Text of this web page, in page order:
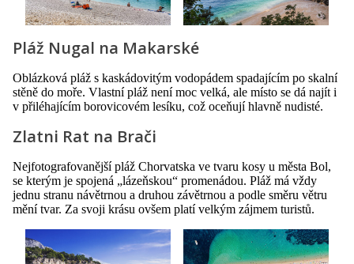
Pláž Nugal na Makarské
Oblázková pláž s kaskádovitým vodopádem spadajícím po skalní
stěně do moře. Vlastní pláž není moc velká, ale místo se dá najít i
v přiléhajícím borovicovém lesíku, což oceňují hlavně nudisté.
Zlatni Rat na Brači
Nejfotografovanější pláž Chorvatska ve tvaru kosy u města Bol,
se kterým je spojená „lázeňskou“ promenádou. Pláž má vždy
jednu stranu návětrnou a druhou závětrnou a podle směru větru
mění tvar. Za svoji krásu ovšem platí velkým zájmem turistů.